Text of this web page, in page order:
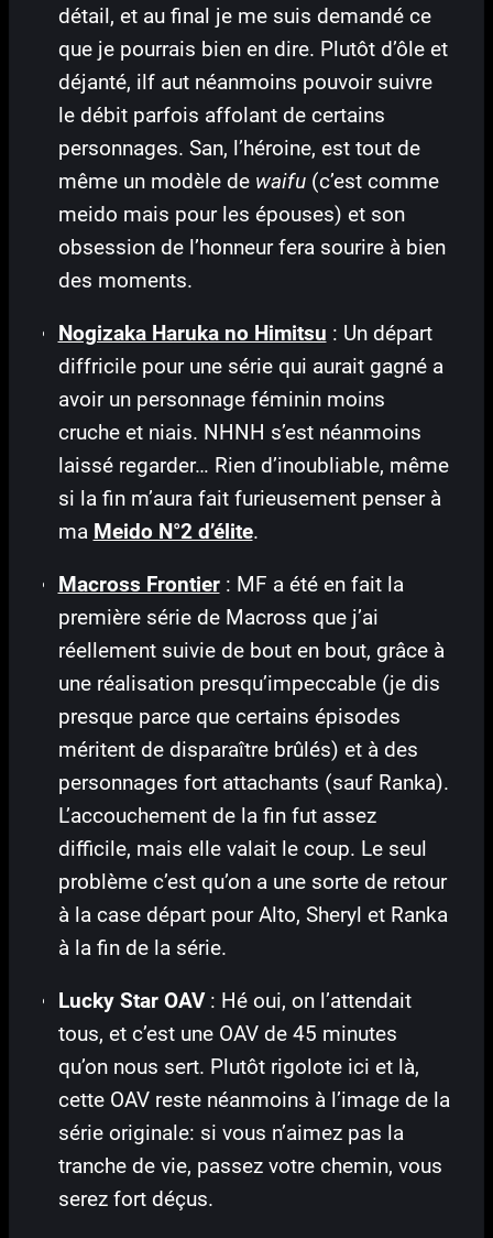
détail, et au final je me suis demandé ce
que je pourrais bien en dire. Plutôt d’ôle et
déjanté, ilf aut néanmoins pouvoir suivre
le débit parfois affolant de certains
personnages. San, l’héroine, est tout de
même un modèle de waifu(c’est comme
meido mais pour les épouses) et son
obsession de l’honneur fera sourire à bien
des moments.
Nogizaka Haruka no Himitsu : Un départ
diffricile pour une série qui aurait gagné a
avoir un personnage féminin moins
cruche et niais. NHNH s’est néanmoins
laissé regarder… Rien d’inoubliable, même
si la fin m’aura fait furieusement penser à
ma Meido N°2 d’élite.
Macross Frontier: MF a été en fait la
première série de Macross que j’ai
réellement suivie de bout en bout, grâce à
une réalisation presqu’impeccable (je dis
presque parce que certains épisodes
méritent de disparaître brûlés) et à des
personnages fort attachants (sauf Ranka).
L’accouchement de la fin fut assez
difficile, mais elle valait le coup. Le seul
problème c’est qu’on a une sorte de retour
à la case départ pour Alto, Sheryl et Ranka
à la fin de la série.
Lucky Star OAV: Hé oui, on l’attendait
tous, et c’est une OAV de 45 minutes
qu’on nous sert. Plutôt rigolote ici et là,
cette OAV reste néanmoins à l’image de la
série originale: si vous n’aimez pas la
tranche de vie, passez votre chemin, vous
serez fort déçus.